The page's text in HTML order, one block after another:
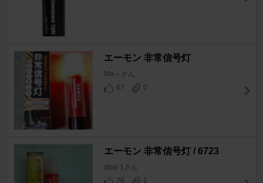
エーモン 非常信号灯
Ma～さん
67
0
エーモン 非常信号灯 / 6723
atrai 1さん
76
1